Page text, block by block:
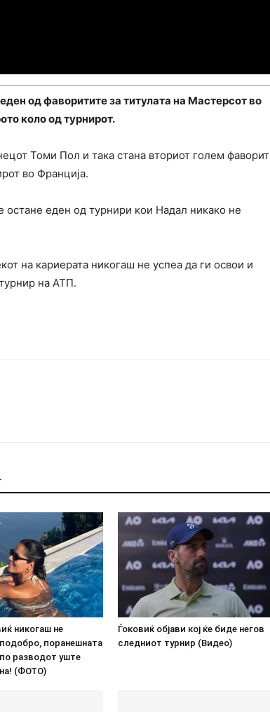
од фаворитите за титулата на Мастерсот во
коло од турнирот.
Томи Пол и така стана вториот голем фаворит
во Франција.
еден од турнири кои Надал никако не
на кариерата никогаш не успеа да ги освои и
на АТП.
никогаш не
поранешната
разводот уште
(ФОТО)
Ѓоковиќ објави кој ќе биде негов
следниот турнир (Видео)